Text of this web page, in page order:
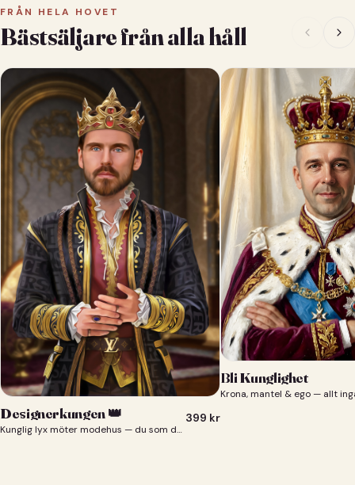
FRÅN HELA HOVET
Bästsäljare från alla håll
Designerkungen 👑
Kunglig lyx möter modehus — du som designerkung 👑
399 kr
Bli Kunglighet
Krona, mantel & ego — allt